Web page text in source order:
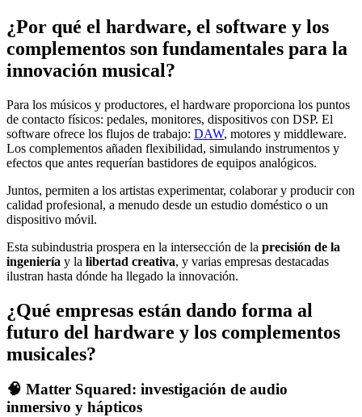
¿Por qué el hardware, el software y los
complementos son fundamentales para la
innovación musical?
Para los músicos y productores, el hardware proporciona los puntos
de contacto físicos: pedales, monitores, dispositivos con DSP. El
software ofrece los flujos de trabajo: DAW, motores y middleware.
Los complementos añaden flexibilidad, simulando instrumentos y
efectos que antes requerían bastidores de equipos analógicos.
Juntos, permiten a los artistas experimentar, colaborar y producir con
calidad profesional, a menudo desde un estudio doméstico o un
dispositivo móvil.
Esta subindustria prospera en la intersección de la precisión de la
ingeniería y la libertad creativa, y varias empresas destacadas
ilustran hasta dónde ha llegado la innovación.
¿Qué empresas están dando forma al
futuro del hardware y los complementos
musicales?
🧠 Matter Squared: investigación de audio
inmersivo y hápticos